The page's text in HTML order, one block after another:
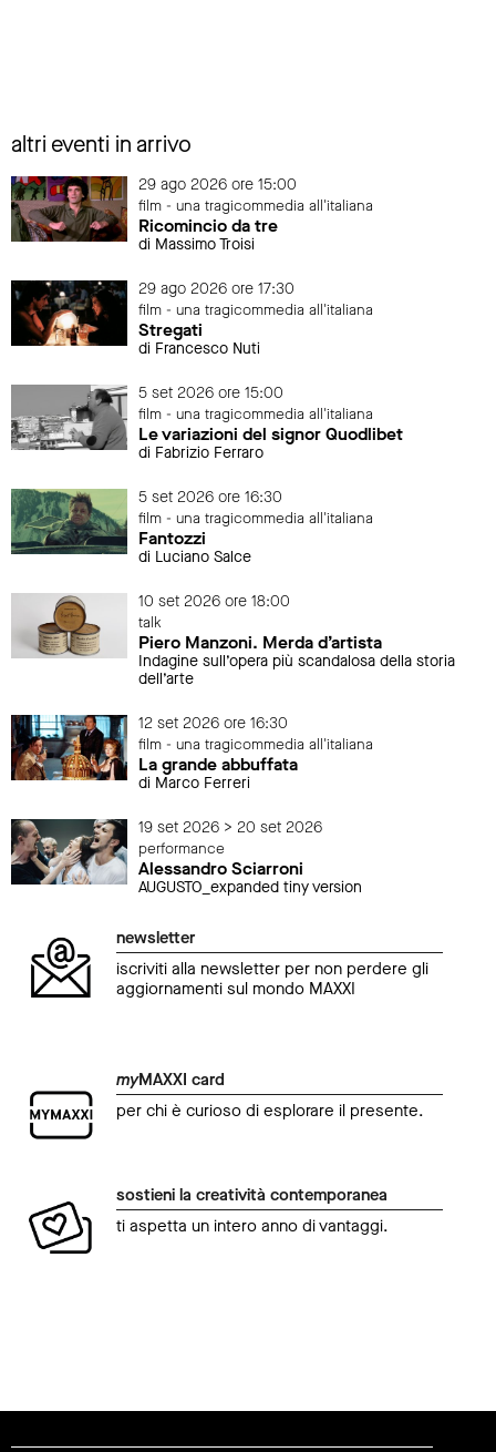
altri eventi in arrivo
29 ago 2026 ore 15:00
film - una tragicommedia all'italiana
Ricomincio da tre
di Massimo Troisi
29 ago 2026 ore 17:30
film - una tragicommedia all'italiana
Stregati
di Francesco Nuti
5 set 2026 ore 15:00
film - una tragicommedia all'italiana
Le variazioni del signor Quodlibet
di Fabrizio Ferraro
5 set 2026 ore 16:30
film - una tragicommedia all'italiana
Fantozzi
di Luciano Salce
10 set 2026 ore 18:00
talk
Piero Manzoni. Merda d’artista
Indagine sull’opera più scandalosa della storia
dell’arte
12 set 2026 ore 16:30
film - una tragicommedia all'italiana
La grande abbuffata
di Marco Ferreri
19 set 2026 > 20 set 2026
performance
Alessandro Sciarroni
AUGUSTO_expanded tiny version
newsletter
iscriviti alla newsletter per non perdere gli
aggiornamenti sul mondo MAXXI
myMAXXI card
per chi è curioso di esplorare il presente.
sostieni la creatività contemporanea
ti aspetta un intero anno di vantaggi.